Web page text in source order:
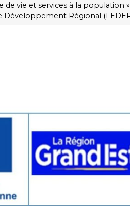
de vie et services à la
Développement Régional